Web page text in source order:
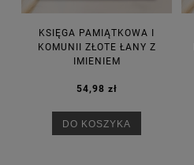
KSIĘGA PAMIĄTKOWA I
KOMUNII ZŁOTE ŁANY Z
IMIENIEM
54,98 zł
DO KOSZYKA